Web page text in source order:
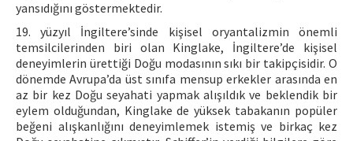
yansıdığını göstermektedir.
19. yüzyıl İngiltere’sinde kişisel oryantalizmin önemli
temsilcilerinden biri olan Kinglake, İngiltere’de kişisel
deneyimlerin ürettiği Doğu modasının sıkı bir takipçisidir. O
dönemde Avrupa’da üst sınıfa mensup erkekler arasında en
az bir kez Doğu seyahati yapmak alışıldık ve beklendik bir
eylem olduğundan, Kinglake de yüksek tabakanın popüler
beğeni alışkanlığını deneyimlemek istemiş ve birkaç kez